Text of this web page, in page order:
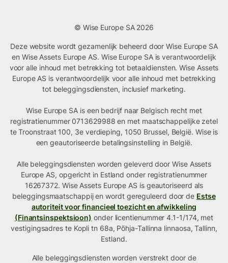
© Wise Europe SA 2026
Deze website wordt gezamenlijk beheerd door Wise Europe SA
en Wise Assets Europe AS. Wise Europe SA is verantwoordelijk
voor alle inhoud met betrekking tot betaaldiensten. Wise Assets
Europe AS is verantwoordelijk voor alle inhoud met betrekking
tot beleggingsdiensten, inclusief marketing.
Wise Europe SA is een bedrijf naar Belgisch recht met
registratienummer 0713629988 en met maatschappelijke zetel
te Troonstraat 100, 3e verdieping, 1050 Brussel, België. Wise is
een geautoriseerde betalingsinstelling in België.
Alle beleggingsdiensten worden geleverd door Wise Assets
Europe AS, opgericht in Estland onder registratienummer
16267372. Wise Assets Europe AS is geautoriseerd als
beleggingsmaatschappij en wordt gereguleerd door de Estse
autoriteit voor financieel toezicht en afwikkeling
(Finantsinspektsioon) onder licentienummer 4.1-1/174, met
vestigingsadres te Kopli tn 68a, Põhja-Tallinna linnaosa, Tallinn,
Estland.
Alle beleggingsdiensten worden verstrekt door de